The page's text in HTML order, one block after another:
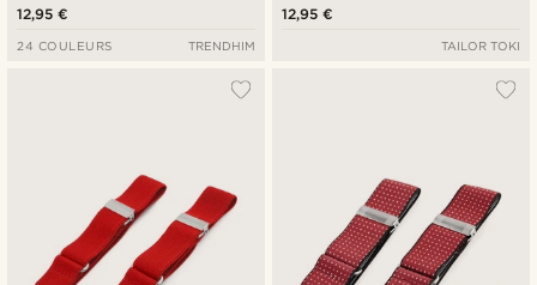
12,95 €
24 COULEURS TRENDHIM
12,95 €
TAILOR TOKI